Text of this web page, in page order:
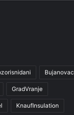
Bujanovac
GradVranje
KnaufInsulation